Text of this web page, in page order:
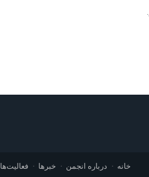
خانه درباره انجمن خبرها فعالیت‌ها